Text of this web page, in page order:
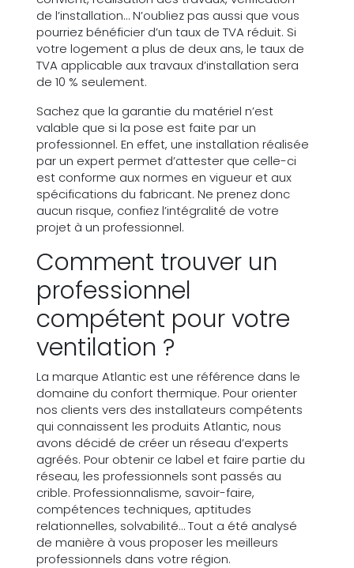
de l’installation… N’oubliez pas aussi que vous
pourriez bénéficier d’un taux de TVA réduit. Si
votre logement a plus de deux ans, le taux de
TVA applicable aux travaux d’installation sera
de 10 % seulement.
Sachez que la garantie du matériel n’est
valable que si la pose est faite par un
professionnel. En effet, une installation réalisée
par un expert permet d’attester que celle-ci
est conforme aux normes en vigueur et aux
spécifications du fabricant. Ne prenez donc
aucun risque, confiez l’intégralité de votre
projet à un professionnel.
Comment trouver un
professionnel
compétent pour votre
ventilation ?
La marque Atlantic est une référence dans le
domaine du confort thermique. Pour orienter
nos clients vers des installateurs compétents
qui connaissent les produits Atlantic, nous
avons décidé de créer un réseau d’experts
agréés. Pour obtenir ce label et faire partie du
réseau, les professionnels sont passés au
crible. Professionnalisme, savoir-faire,
compétences techniques, aptitudes
relationnelles, solvabilité… Tout a été analysé
de manière à vous proposer les meilleurs
professionnels dans votre région.